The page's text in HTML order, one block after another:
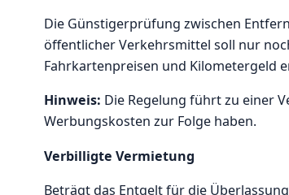
Die Günstigerprüfung zwischen
öffentlicher Verkehrsmittel soll nur
Fahrkartenpreisen und Kilometergeld
Hinweis: Die Regelung führt zu einer
Werbungskosten zur Folge haben.
Verbilligte Vermietung
Beträgt das Entgelt für die